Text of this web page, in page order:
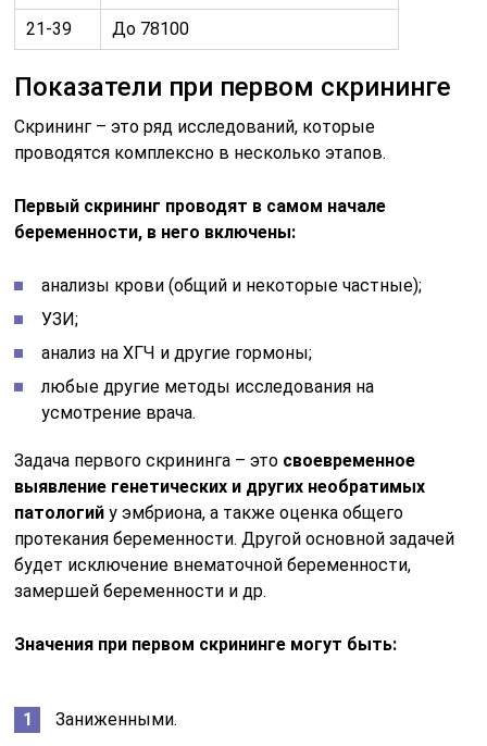
21-39
До 78100
Показатели при первом скрининге
Скрининг – это ряд исследований, которые
проводятся комплексно в несколько этапов.
Первый скрининг проводят в самом начале
беременности, в него включены:
анализы крови (общий и некоторые частные);
УЗИ;
анализ на ХГЧ и другие гормоны;
любые другие методы исследования на
усмотрение врача.
Задача первого скрининга – это своевременное
выявление генетических и других необратимых
патологий у эмбриона, а также оценка общего
протекания беременности. Другой основной задачей
будет исключение внематочной беременности,
замершей беременности и др.
Значения при первом скрининге могут быть:
Заниженными.